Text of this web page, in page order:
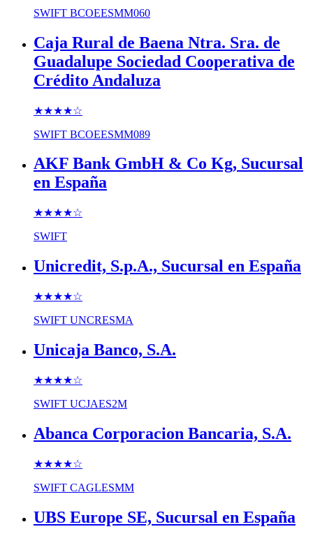
SWIFT BCOEESMM060
Caja Rural de Baena Ntra. Sra. de
Guadalupe Sociedad Cooperativa de
Crédito Andaluza
★★★★☆
SWIFT BCOEESMM089
AKF Bank GmbH & Co Kg, Sucursal
en España
★★★★☆
SWIFT
Unicredit, S.p.A., Sucursal en España
★★★★☆
SWIFT UNCRESMA
Unicaja Banco, S.A.
★★★★☆
SWIFT UCJAES2M
Abanca Corporacion Bancaria, S.A.
★★★★☆
SWIFT CAGLESMM
UBS Europe SE, Sucursal en España